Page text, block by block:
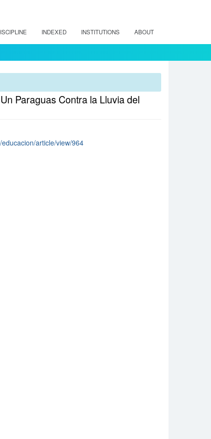
INDEXED INSTITUTIONS ABOUT
Paraguas Contra la Lluvia del
article/view/964